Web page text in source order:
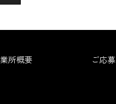
所概要 ご応募